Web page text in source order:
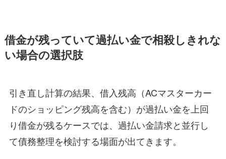
借金が残っていて過払い金で相殺しきれな
い場合の選択肢
引き直し計算の結果、借入残高（ACマスターカー
ドのショッピング残高を含む）が過払い金を上回
り借金が残るケースでは、過払い金請求と並行し
て債務整理を検討する場面が出てきます。